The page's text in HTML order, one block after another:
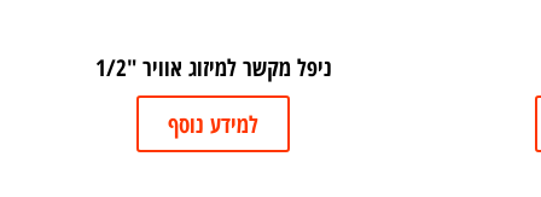
ניפל מקשר למיזוג אוויר "1/2
למידע נוסף